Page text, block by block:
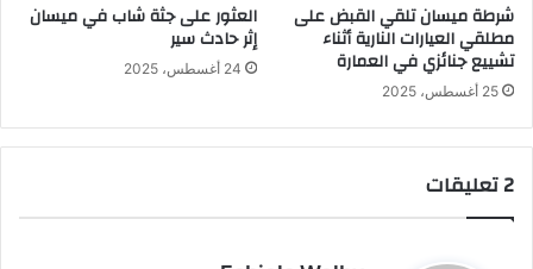
شرطة ميسان تلقي القبض على
مطلقي العيارات النارية أثناء
تشييع جنائزي في العمارة
25 أغسطس، 2025
العثور على جثة شاب في ميسان
إثر حادث سير
24 أغسطس، 2025
‫2 تعليقات